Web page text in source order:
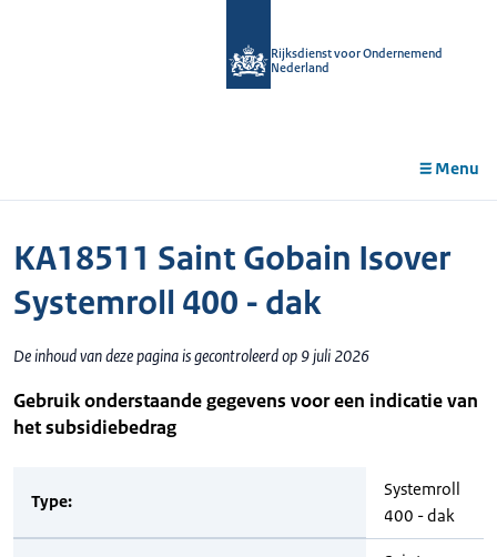
Rijksdienst voor Ondernemend
Nederland
Menu
KA18511 Saint Gobain Isover
Systemroll 400 - dak
De inhoud van deze pagina is gecontroleerd op 9 juli 2026
Gebruik onderstaande gegevens voor een indicatie van
het subsidiebedrag
Type:
Systemroll
400 - dak